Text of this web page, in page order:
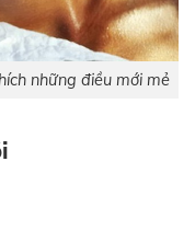
những điều mới mẻ